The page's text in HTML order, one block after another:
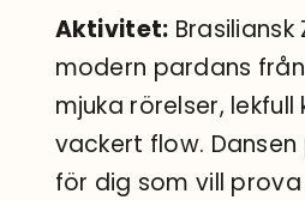
Aktivitet: Brasiliansk
modern pardans
mjuka rörelser,
vackert flow.
för dig som vill